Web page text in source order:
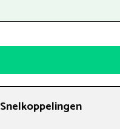
Snelkoppelingen